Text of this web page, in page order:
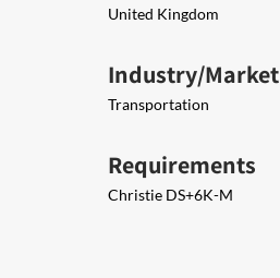
United Kingdom
Industry/Market
Transportation
Requirements
Christie DS+6K-M